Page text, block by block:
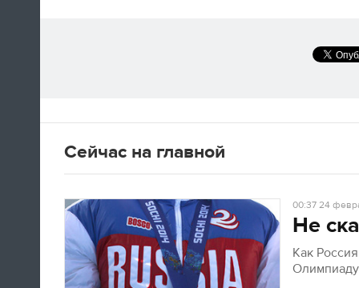
лучшая церемония за историю
Алексей Ягудин
14:34
Сейчас на главной
00:3724
Не
Как